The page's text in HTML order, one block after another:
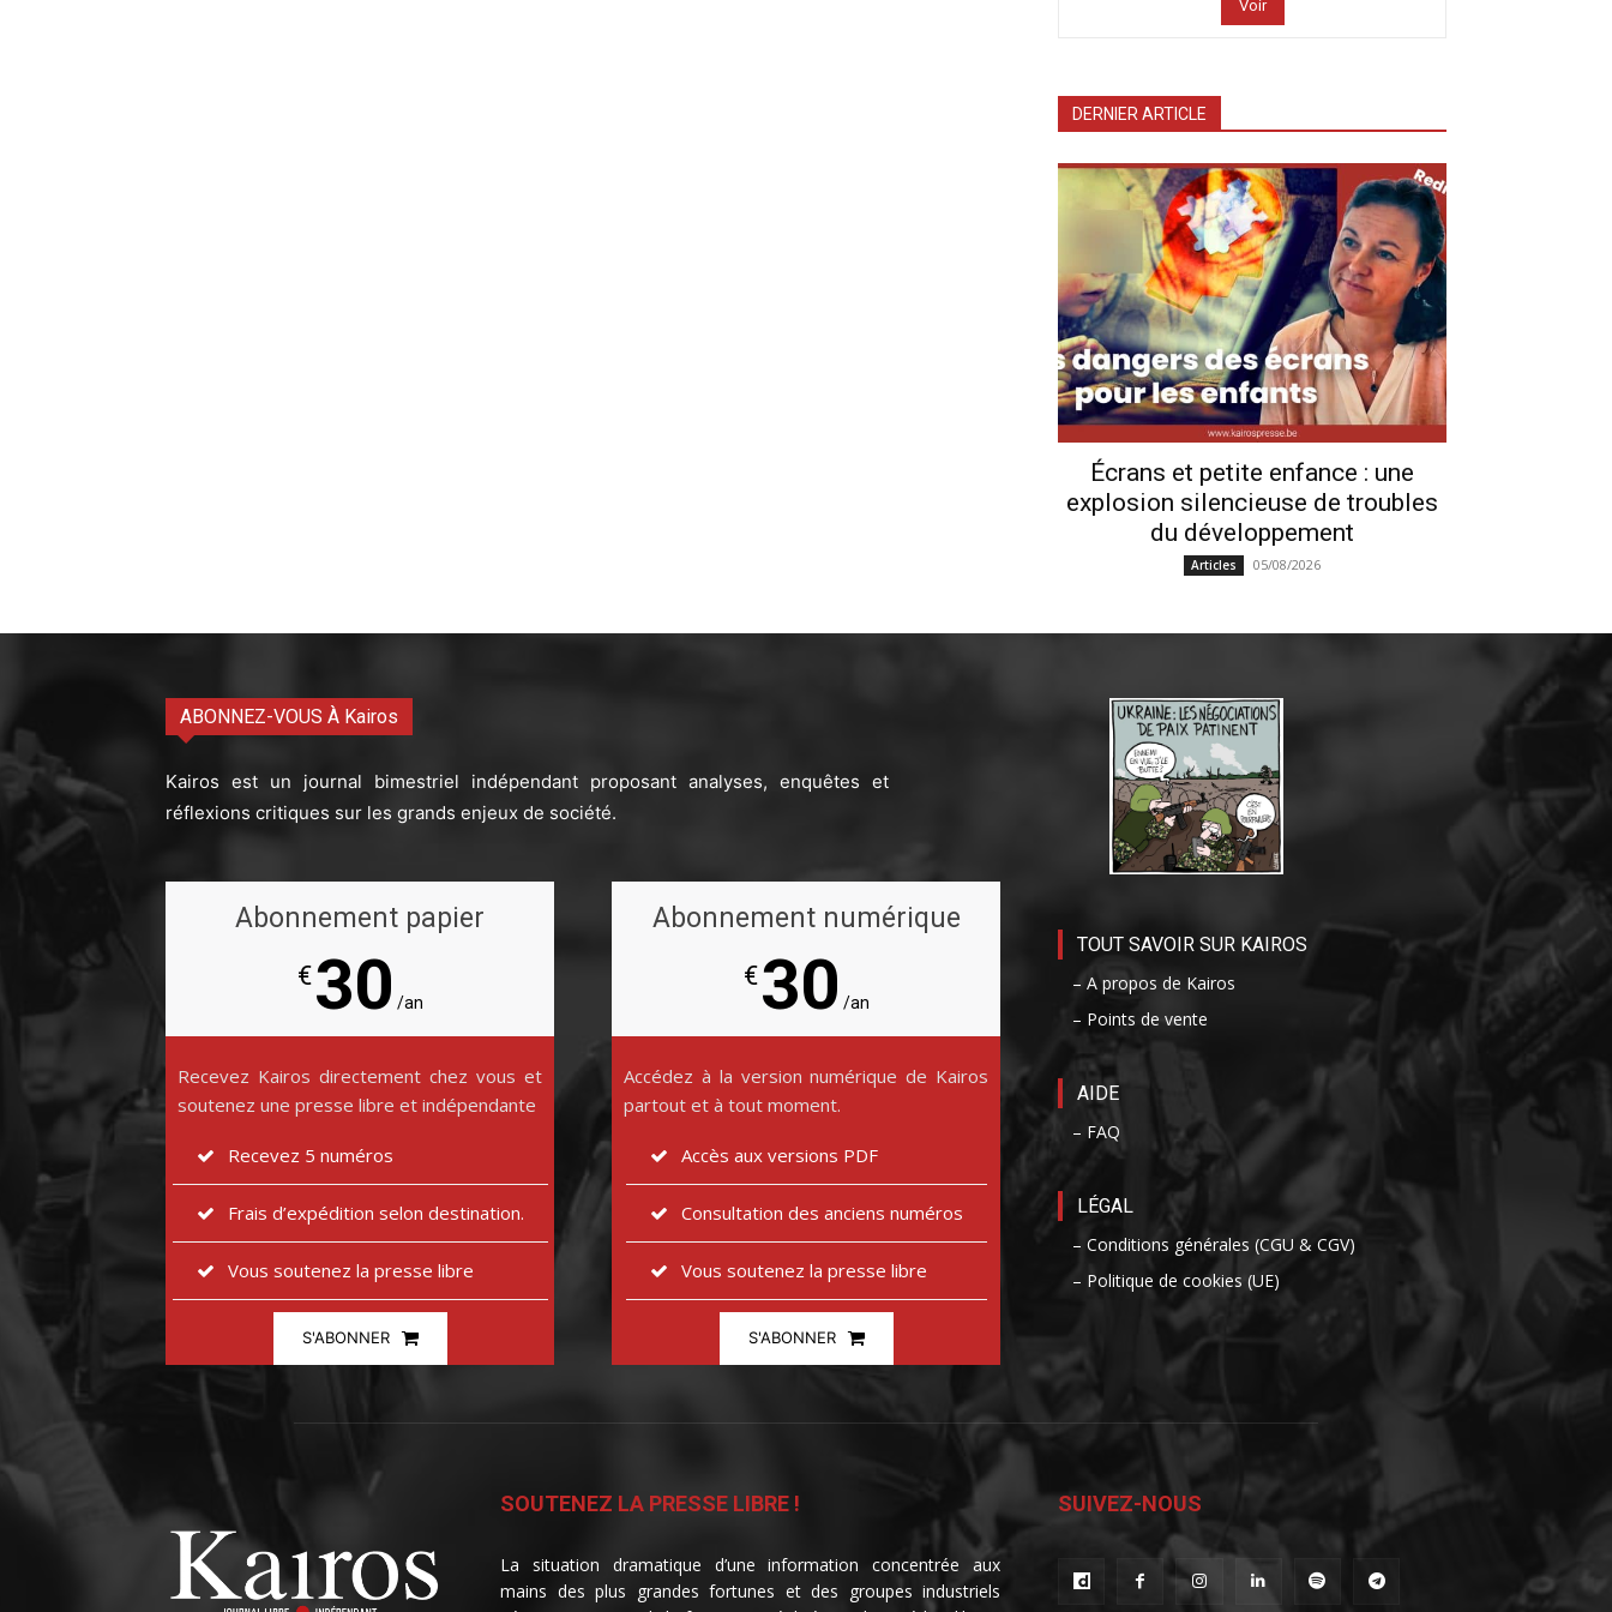
Voir
DERNIER ARTICLE
Écrans et petite enfance : une
explosion silencieuse de troubles
du développement
Articles 05/08/2026
ABONNEZ-VOUS À Kairos
Kairos est un journal bimestriel indépendant proposant analyses, enquêtes et
réflexions critiques sur les grands enjeux de société.
Abonnement papier
€30 /an
Recevez Kairos directement chez vous et
soutenez une presse libre et indépendante
Recevez 5 numéros
Frais d’expédition selon destination.
Vous soutenez la presse libre
S'ABONNER
Abonnement numérique
€30 /an
Accédez à la version numérique de Kairos
partout et à tout moment.
Accès aux versions PDF
Consultation des anciens numéros
Vous soutenez la presse libre
S'ABONNER
TOUT SAVOIR SUR KAIROS
– A propos de Kairos
– Points de vente
AIDE
– FAQ
LÉGAL
– Conditions générales (CGU & CGV)
– Politique de cookies (UE)
SOUTENEZ LA PRESSE LIBRE !
La situation dramatique d’une information concentrée aux
mains des plus grandes fortunes et des groupes industriels
SUIVEZ-NOUS